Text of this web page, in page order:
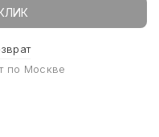
по Москве